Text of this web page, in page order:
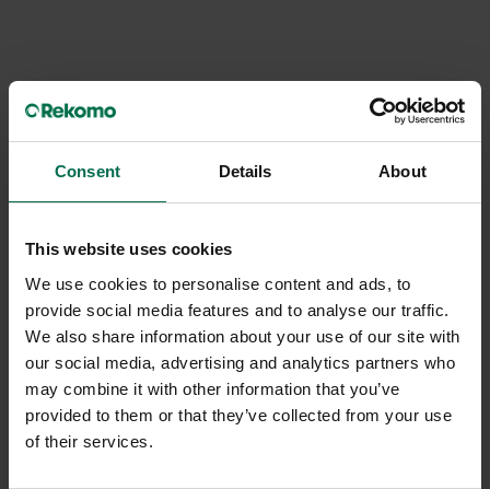
Consent Details About
This website uses cookies
We use cookies to personalise content and ads, to
provide social media features and to analyse our traffic.
We also share information about your use of our site with
our social media, advertising and analytics partners who
may combine it with other information that you’ve
provided to them or that they’ve collected from your use
of their services.
Kinnarps
Begagnad
Konferensstol Plus 375T
1950 kr
Hyr från 53kr/mån
22 i lager
HAY
Begagnad
Konferensstol AAC22
1550 kr
10 i lager